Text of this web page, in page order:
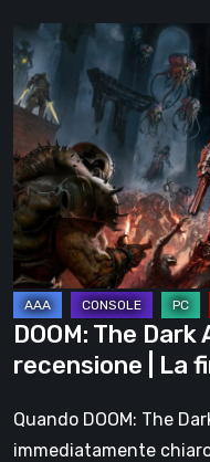
DOOM:
The
Dark
Ages
–
Revelations,
la
recensione
|
La
fine
dell’era
dello
Slayer?
DOOM: The
recensione | La
Quando DOOM: The
immediatamente